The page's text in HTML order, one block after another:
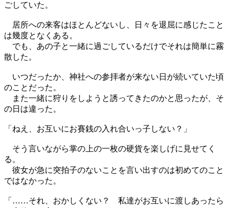
ごしていた。
居所への来客はほとんどないし、日々を退屈に感じたこと
は幾度となくある。
でも、あの子と一緒に過ごしているだけでそれは簡単に霧
散した。
いつだったか、神社への参拝者が来ない日が続いていた頃
のことだった。
また一緒に狩りをしようと誘ってきたのかと思ったが、そ
の日は違った。
「ねえ、お互いにお賽銭の入れ合いっ子しない？」
そう言いながら掌の上の一枚の硬貨を楽しげに見せてく
る。
彼女が急に突拍子のないことを言い出すのは初めてのこと
ではなかった。
「……それ、おかしくない？ 私達がお互いに渡しあったら